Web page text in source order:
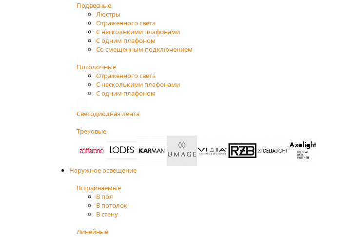
Подвесные
Люстры
Отраженного света
С несколькими плафонами
С одним плафоном
Со смещенным подключением
Потолочные
Отраженного света
С несколькими плафонами
С одним плафоном
Светодиодная лента
Трековые
Наружное освещение
Встраиваемые
В пол
В потолок
В стену
Линейные